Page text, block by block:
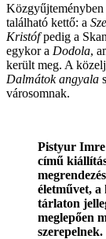
Közgyűjteményben
található kettő: a
Kristófpedig a
egykor a Dodola,
került meg. A
Dalmátok angyala
városomnak.
Pistyur Imre
című
életművet,
tárlaton
meglepően
szerepelnek.